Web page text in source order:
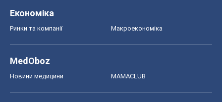
Економіка
Ринки та компанії Макроекономіка
MedOboz
Новини медицини MAMACLUB